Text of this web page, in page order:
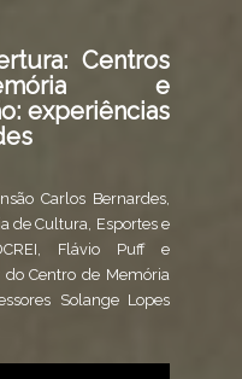
Centros
e
experiências
Carlos Bernardes,
de Cultura, Esportes e
Flávio Puff e
do Centro de Memória
Solange Lopes